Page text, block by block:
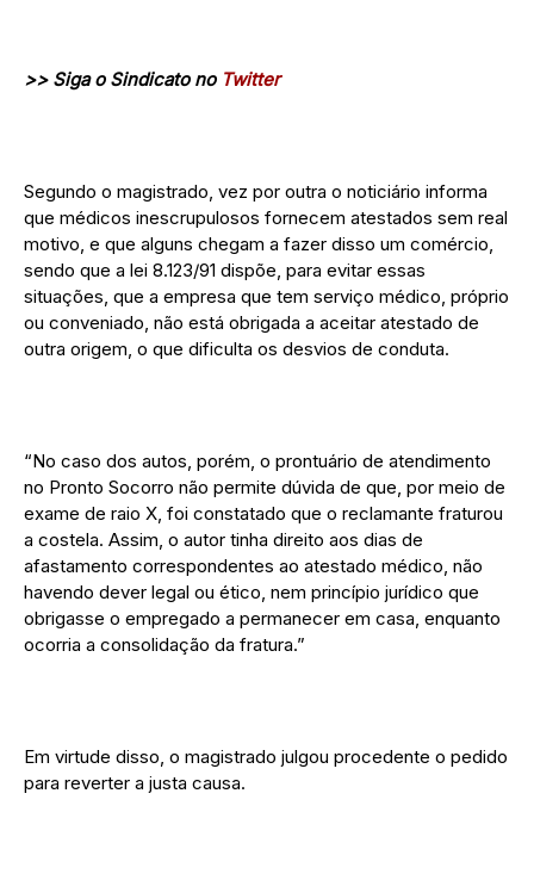
>> Siga o Sindicato no Twitter
Segundo o magistrado, vez por outra o noticiário informa
que médicos inescrupulosos fornecem atestados sem real
motivo, e que alguns chegam a fazer disso um comércio,
sendo que a lei 8.123/91 dispõe, para evitar essas
situações, que a empresa que tem serviço médico, próprio
ou conveniado, não está obrigada a aceitar atestado de
outra origem, o que dificulta os desvios de conduta.
“No caso dos autos, porém, o prontuário de atendimento
no Pronto Socorro não permite dúvida de que, por meio de
exame de raio X, foi constatado que o reclamante fraturou
a costela. Assim, o autor tinha direito aos dias de
afastamento correspondentes ao atestado médico, não
havendo dever legal ou ético, nem princípio jurídico que
obrigasse o empregado a permanecer em casa, enquanto
ocorria a consolidação da fratura.”
Em virtude disso, o magistrado julgou procedente o pedido
para reverter a justa causa.